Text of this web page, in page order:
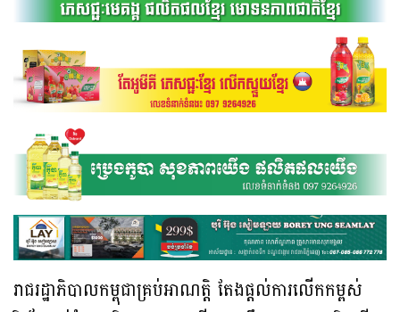
រាជរដ្ឋាភិបាលកម្ពុជាគ្រប់អាណត្តិ តែងផ្តល់ការលើកកម្ពស់